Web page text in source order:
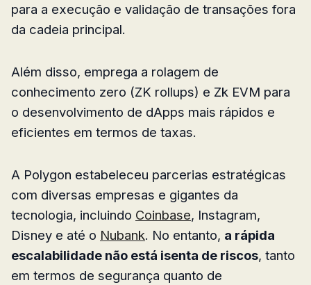
para a execução e validação de transações fora
da cadeia principal.
Além disso, emprega a rolagem de
conhecimento zero (ZK rollups) e Zk EVM para
o desenvolvimento de dApps mais rápidos e
eficientes em termos de taxas.
A Polygon estabeleceu parcerias estratégicas
com diversas empresas e gigantes da
tecnologia, incluindo Coinbase, Instagram,
Disney e até o Nubank. No entanto, a rápida
escalabilidade não está isenta de riscos, tanto
em termos de segurança quanto de